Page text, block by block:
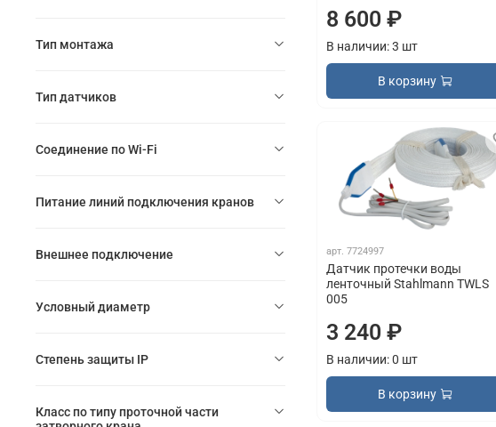
8 600 ₽
В наличии: 3 шт
В корзину
арт. 7724997
Датчик протечки воды
ленточный Stahlmann TWLS
005
3 240 ₽
В наличии: 0 шт
В корзину
Тип монтажа
Тип датчиков
Соединение по Wi-Fi
Питание линий подключения кранов
Внешнее подключение
Условный диаметр
Степень защиты IP
Класс по типу проточной части